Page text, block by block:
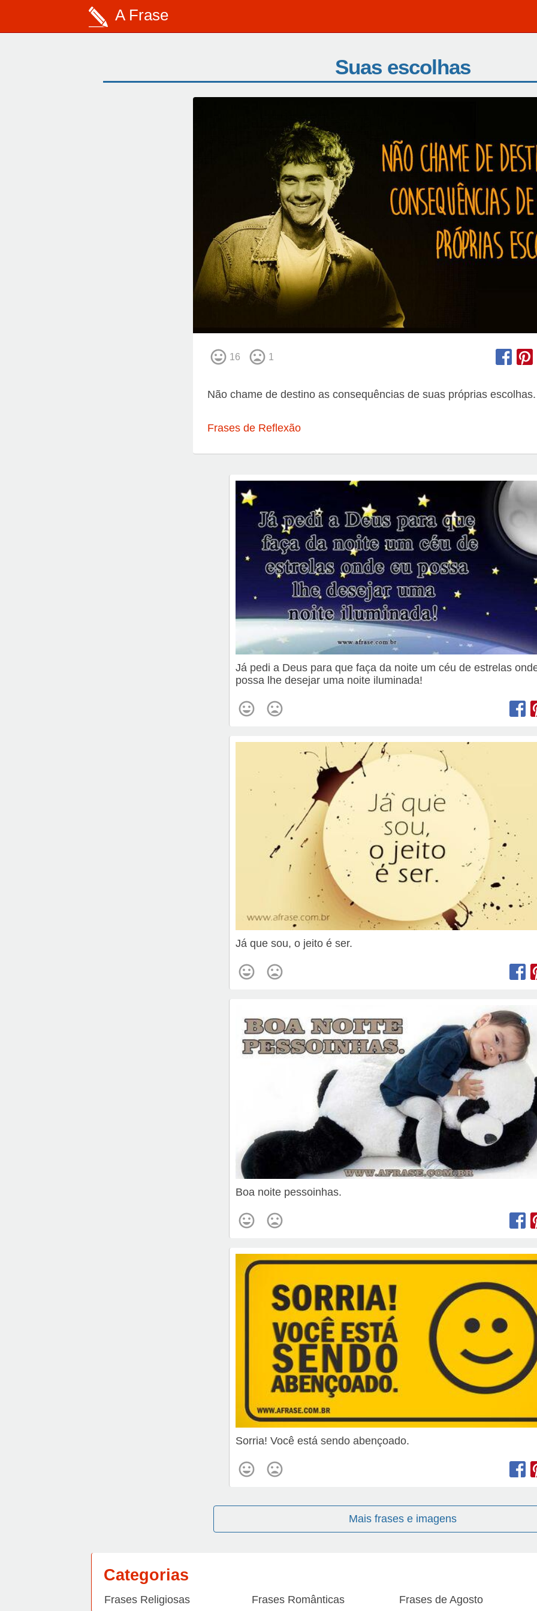
A Frase
Suas escolhas
16 1
Não chame de destino as consequências de suas próprias escolhas.
Frases de Reflexão
Já pedi a Deus para que faça da noite um céu de estrelas
possa lhe desejar uma noite iluminada!
Já que sou, o jeito é ser.
Boa noite pessoinhas.
Sorria! Você está sendo abençoado.
Mais frases e imagens
Categorias
Frases Religiosas Frases Românticas Frases de Agosto